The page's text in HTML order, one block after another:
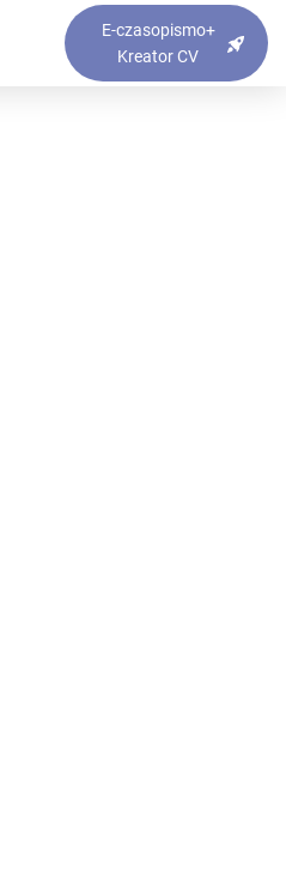
E-czasopismo+
Kreator CV